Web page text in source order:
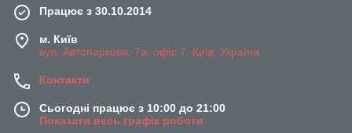
Працює з 30.10.2014
м. Київ
вул. Автопаркова, 7а, офіс 7, Київ, Україна
Контакти
Сьогодні працює з 10:00 до 21:00
Показати весь графік роботи